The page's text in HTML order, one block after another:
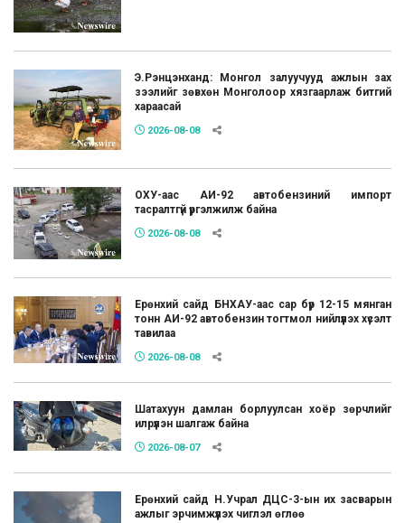
Э.Рэнцэнханд: Монгол залуучууд ажлын зах
зээлийг зөвхөн Монголоор хязгаарлаж битгий
хараасай
2026-08-08
ОХУ-аас АИ-92 автобензиний импорт
тасралтгүй үргэлжилж байна
2026-08-08
Ерөнхий сайд БНХАУ-аас сар бүр 12-15 мянган
тонн АИ-92 автобензин тогтмол нийлүүлэх хүсэлт
тавилаа
2026-08-08
Шатахуун дамлан борлуулсан хоёр зөрчлийг
илрүүлэн шалгаж байна
2026-08-07
Ерөнхий сайд Н.Учрал ДЦС-3-ын их засварын
ажлыг эрчимжүүлэх чиглэл өглөө